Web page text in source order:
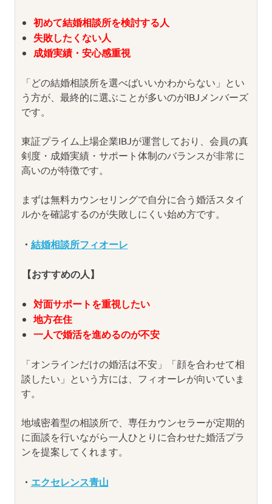
初めて結婚相談所を検討する人
失敗したくない人
成婚実績・安心感重視
「どの結婚相談所を選べばいいかわからない」とい
う方が、最終的に選ぶことが多いのがIBJメンバーズ
です。
東証プライム上場企業IBJが運営しており、会員の真
剣度・成婚実績・サポート体制のバランスが非常に
高いのが特徴です。
まずは無料カウンセリングで自分に合う婚活スタイ
ルかを確認するのが失敗しにくい始め方です。
・ 結婚相談所フィオーレ
【おすすめの人】
対面サポートを重視したい
地方在住
一人で婚活を進めるのが不安
「オンラインだけの婚活は不安」「顔を合わせて相
談したい」という方には、フィオーレが向いていま
す。
地域密着型の相談所で、専任カウンセラーが定期的
に面談を行いながら一人ひとりに合わせた婚活プラ
ンを提案してくれます。
・ エクセレンス青山